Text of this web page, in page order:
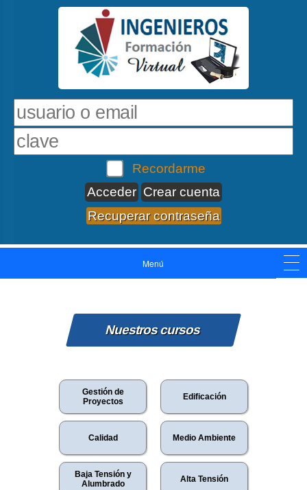
Recordarme
Crear cuenta
Recuperar contraseña
Menú
Nuestros cursos
Gestión de
Proyectos
Edificación
Calidad Medio Ambiente
Baja Tensión y
Alumbrado
Alta Tensión